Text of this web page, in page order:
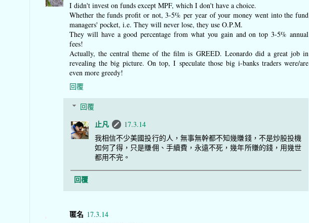
I didn't invest on funds except MPF, which I don't have a choice.
Whether the funds profit or not, 3-5% per year of your money went into the fund
managers' pocket, i.e. They will never lose, they use O.P.M.
They will have a good percentage from what you gain and on top 3-5% annual
fees!
Actually, the central theme of the film is GREED. Leonardo did a great job in
revealing the big picture. On top, I speculate those big i-banks traders were/are
even more greedy!
回覆
回覆
止凡
17.3.14
我相信不少美國投行的人，無事無幹都不知幾賺錢，不是炒股投機
如何了得，只是賺佣、手續費，永遠不死，幾年所賺的錢，用幾世
都用不完。
回覆
匿名 17.3.14